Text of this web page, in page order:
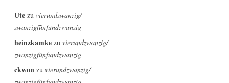
Ute zu vierundzwanzig/
zwanzigfünfundzwanzig
heinzkamke zu vierundzwanzig/
zwanzigfünfundzwanzig
ckwon zu vierundzwanzig/